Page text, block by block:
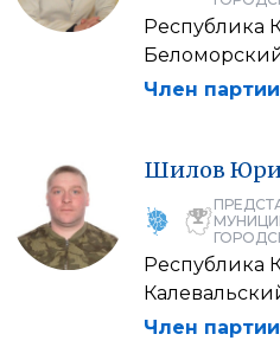
Республика
Член
Шилов
Республика
Член